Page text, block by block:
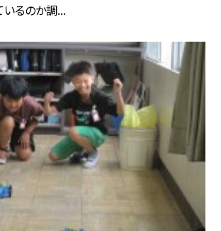
るのか調...